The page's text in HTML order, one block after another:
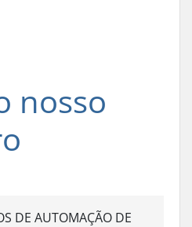
nosso
DE AUTOMAÇÃO DE